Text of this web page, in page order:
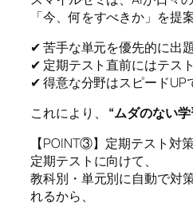
「今、何をすべきか」を提
✔ 苦手な単元を優先的に出
✔ 定期テスト直前にはテス
✔ 得意な分野はスピードUP
これにより、 “ムダのない学
【POINT③】定期テスト対
定期テストに向けて、
教科別・単元別に自動で対
れるから、